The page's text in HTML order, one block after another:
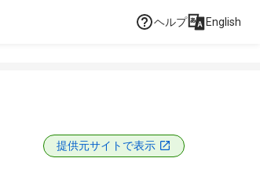
ヘルプ English
提供元サイトで表示